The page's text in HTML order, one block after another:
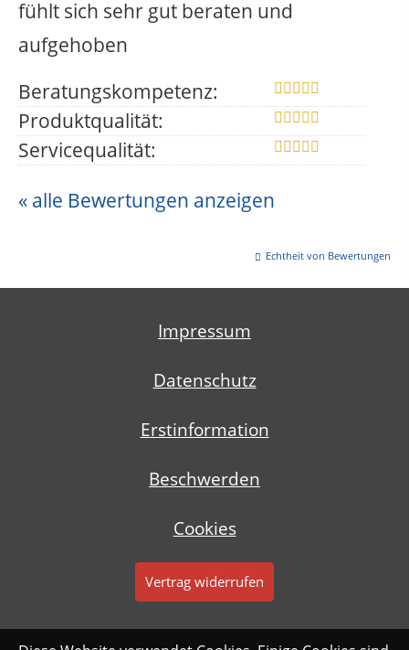
fühlt sich sehr gut beraten und
aufgehoben
Beratungskompetenz:
Produktqualität:
Servicequalität:
« alle Bewertungen anzeigen
Echtheit von Bewertungen
Impressum
Datenschutz
Erstinformation
Beschwerden
Cookies
Vertrag widerrufen